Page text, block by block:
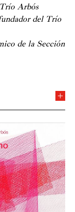
Arbós
del Trío
de la Sección
Arbós se
del célebre
Enrique
permite la